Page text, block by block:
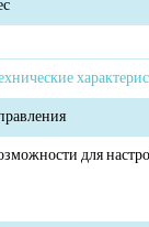
для